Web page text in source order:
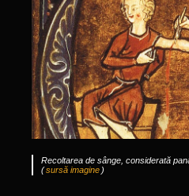
Recoltarea de sânge, considerată
(sursă imagine )